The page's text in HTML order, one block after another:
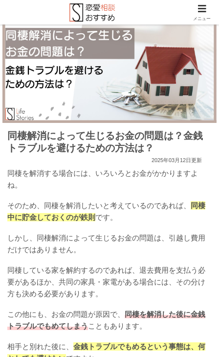
同棲解消によって生じるお金の問題は？金銭
トラブルを避けるための方法は？
2025年03月12日更新
同棲を解消する場合には、いろいろとお金がかかりますよ
ね。
そのため、同棲を解消したいと考えているのであれば、
同棲
中に貯金しておくのが鉄則 です。
しかし、同棲解消によって生じるお金の問題は、引越し費用
だけではありません。
同棲している家を解約するのであれば、退去費用を支払う必
要があるほか、共同の家具・家電がある場合には、その分け
方も決める必要があります。
この他にも、お金の問題が原因で、 同棲を解消した後に金銭
トラブルでもめてしまうこともあります。
相手と別れた後に、 金銭トラブルでもめるという事態は、何
メニュー